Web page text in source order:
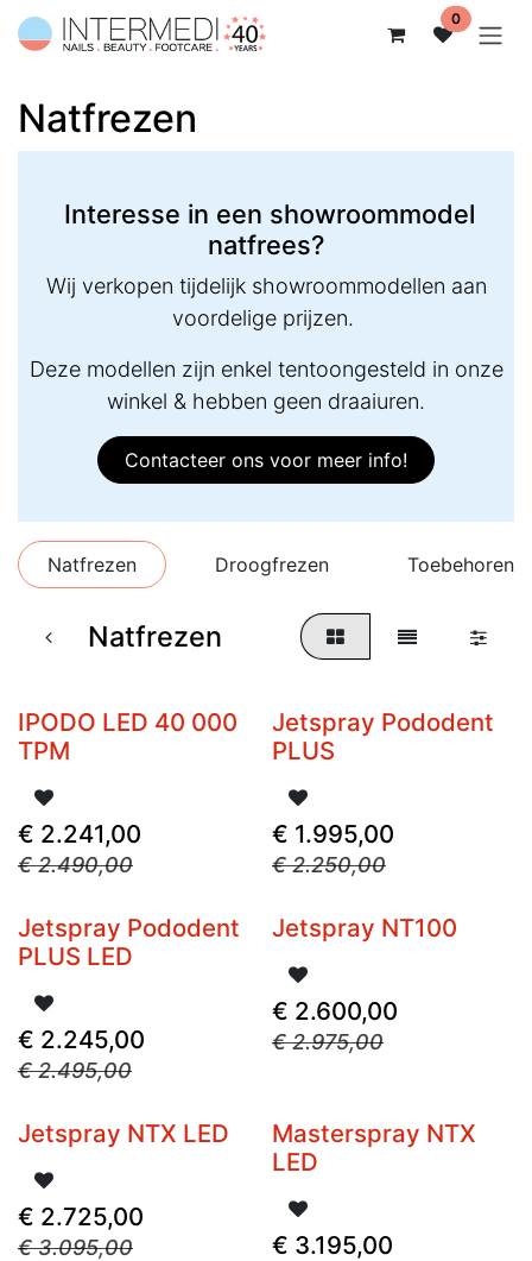
Overslaan naar inhoud 0
Natfrezen
Interesse in een showroommodel
natfrees?
Wij verkopen tijdelijk showroommodellen aan
voordelige prijzen.
Deze modellen zijn enkel tentoongesteld in onze
winkel & hebben geen draaiuren.
Contacteer ons voor meer info!
Natfrezen Droogfrezen Toebehoren
Natfrezen
IPODO LED 40 000
TPM
€ 2.241,00
€2.490,00
Jetspray Pododent
PLUS
€ 1.995,00
€2.250,00
Jetspray Pododent
PLUS LED
€ 2.245,00
€2.495,00
Niet op voorraad
Jetspray NT100
€ 2.600,00
€2.975,00
Nieuw
Jetspray NTX LED
€ 2.725,00
€3.095,00
Niet op voorraad
Masterspray NTX
LED
€ 3.195,00